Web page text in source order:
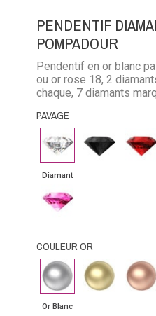
PENDENTIF
POMPADOUR
Pendentif en or blanc
ou or rose 18, 2
chaque, 7 diamants
marquises (1.10 carats)
marquises (0.90 carats)
(1.10 carats)
PAVAGE
Diamant
Diamant
Diamant
noir
Rubis
Saphir
rose
COULEUR OR
Or
Blanc
Or Blanc
Or
Jaune
Or
Rose